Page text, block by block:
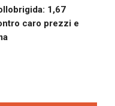
1,67
caro prezzi e